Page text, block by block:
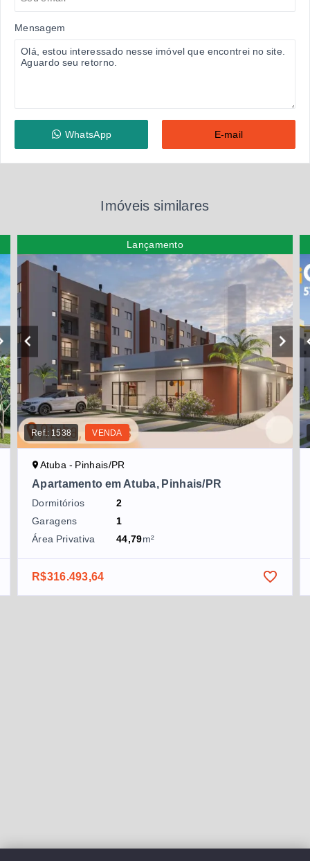
Mensagem
WhatsApp E-mail
Imóveis similares
Lançamento
Ref.: 1538 VENDA
Atuba - Pinhais/PR
Apartamento em Atuba, Pinhais/PR
Dormitórios
2
Garagens
1
Área Privativa
44,79m²
R$316.493,64